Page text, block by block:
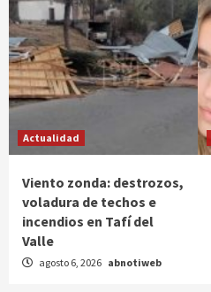
Actualidad
Viento zonda: destrozos,
voladura de techos e
incendios en Tafí del
Valle
agosto 6, 2026 abnotiweb